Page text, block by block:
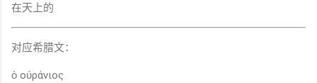
在天上的
对应希腊文：
ὁ οὐράνιος